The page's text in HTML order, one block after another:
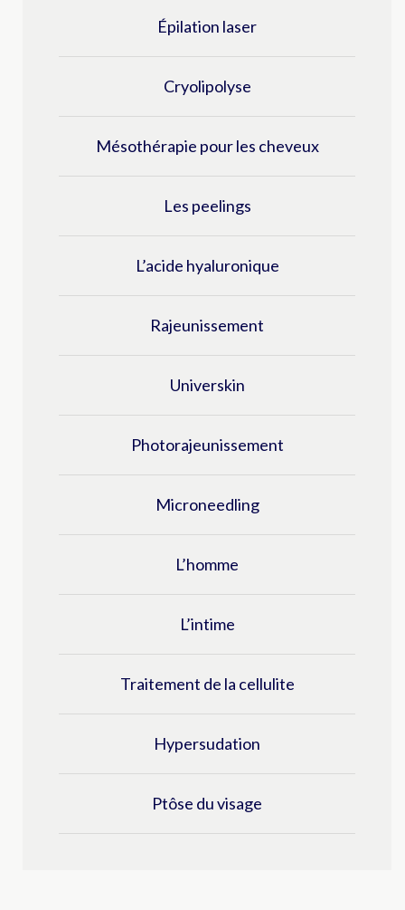
épilation laser
Cryolipolyse
Mésothérapie pour les cheveux
Les peelings
L’acide hyaluronique
Rajeunissement
Universkin
Photorajeunissement
Microneedling
L’homme
L’intime
Traitement de la cellulite
Hypersudation
Ptôse du visage